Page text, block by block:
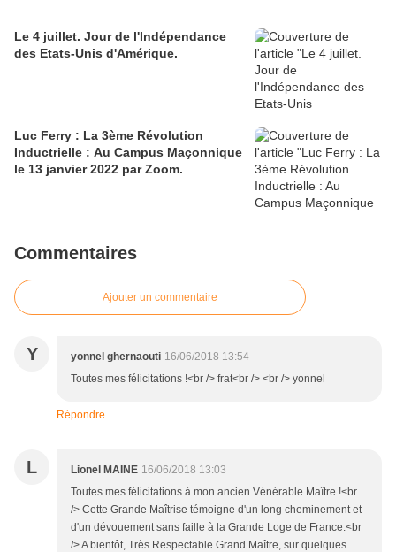
Le 4 juillet. Jour de l'Indépendance
des Etats-Unis d'Amérique.
Luc Ferry : La 3ème Révolution
Inductrielle : Au Campus Maçonnique
le 13 janvier 2022 par Zoom.
Commentaires
Ajouter un commentaire
Y yonnel ghernaouti 16/06/2018 13:54
Toutes mes félicitations !<br /> frat<br /> <br /> yonnel
Répondre
L Lionel MAINE 16/06/2018 13:03
Toutes mes félicitations à mon ancien Vénérable Maître !<br
/> Cette Grande Maîtrise témoigne d'un long cheminement et
d'un dévouement sans faille à la Grande Loge de France.<br
/> A bientôt, Très Respectable Grand Maître, sur quelques